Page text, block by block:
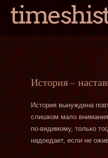
История —
История вынуждена
слишком мало
по-видимому, только
надоедает, если не